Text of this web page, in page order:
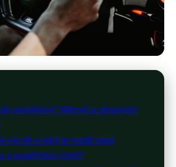
v roce 2024
autoškoly? Věkové a zdravotní
výcvik a jaký je rozdíl mezi
a praktickou částí?